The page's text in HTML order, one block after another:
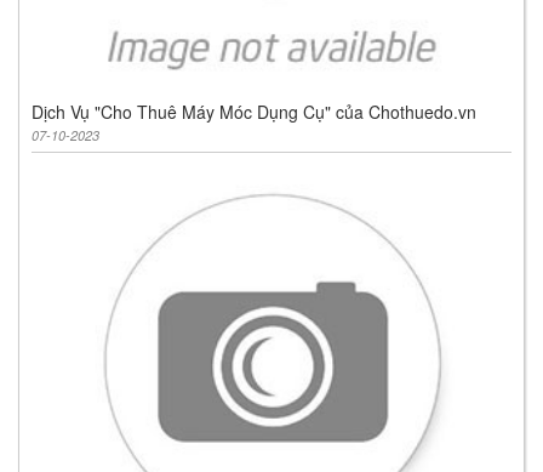
Dịch Vụ "Cho Thuê Máy Móc Dụng Cụ" của Chothuedo.vn
07-10-2023